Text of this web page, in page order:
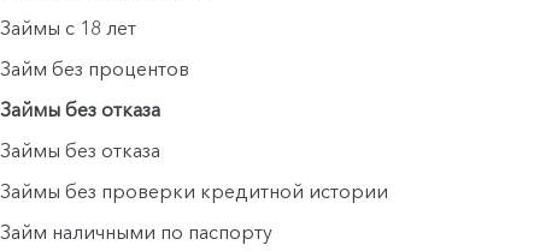
Займы с 18 лет
Займ без процентов
Займы без отказа
Займы без отказа
Займы без проверки кредитной истории
Займ наличными по паспорту